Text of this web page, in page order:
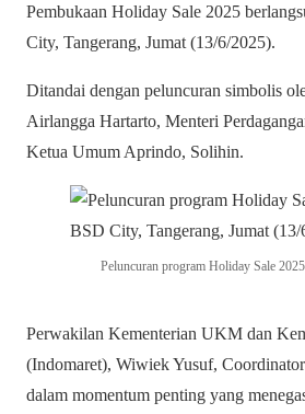
Pembukaan Holiday Sale 2025
City, Tangerang, Jumat (13/6/2025).
Ditandai dengan peluncuran simbolis
Airlangga Hartarto, Menteri
Ketua Umum Aprindo, Solihin.
Peluncuran program Holiday Sale
Perwakilan Kementerian UKM dan
(Indomaret), Wiwiek Yusuf,
dalam momentum penting yang